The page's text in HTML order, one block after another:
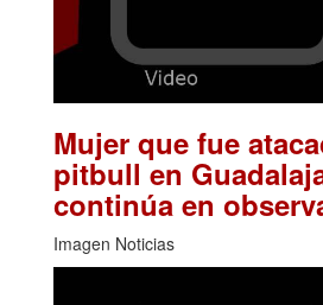
Mujer que fue
pitbull en
continúa en
Imagen Noticias